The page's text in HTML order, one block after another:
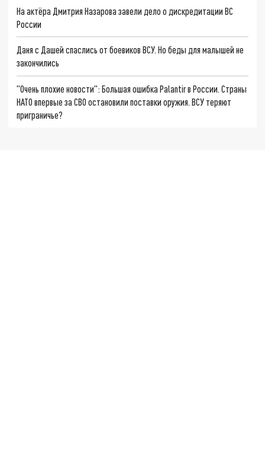
На актёра Дмитрия Назарова завели дело о дискредитации ВС
России
Даня с Дашей спаслись от боевиков ВСУ. Но беды для малышей не
закончились
"Очень плохие новости": Большая ошибка Palantir в России. Страны
НАТО впервые за СВО остановили поставки оружия. ВСУ теряют
приграничье?